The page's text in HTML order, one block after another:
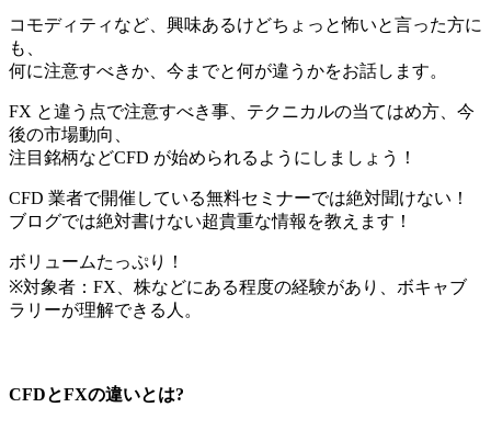
コモディティなど、興味あるけどちょっと怖いと言った方に
も、
何に注意すべきか、今までと何が違うかをお話します。
FX と違う点で注意すべき事、テクニカルの当てはめ方、今
後の市場動向、
注目銘柄などCFD が始められるようにしましょう！
CFD 業者で開催している無料セミナーでは絶対聞けない！
ブログでは絶対書けない超貴重な情報を教えます！
ボリュームたっぷり！
※対象者：FX、株などにある程度の経験があり、ボキャブ
ラリーが理解できる人。
CFDとFXの違いとは?